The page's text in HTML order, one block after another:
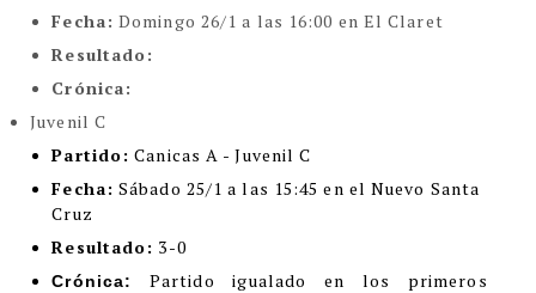
Fecha: Domingo 26/1 a las 16:00 en El Claret
Resultado:
Crónica:
Juvenil C
Partido: Canicas A - Juvenil C
Fecha: Sábado 25/1 a las 15:45 en el Nuevo Santa
Cruz
Resultado: 3-0
Crónica:
Partido igualado en los primeros